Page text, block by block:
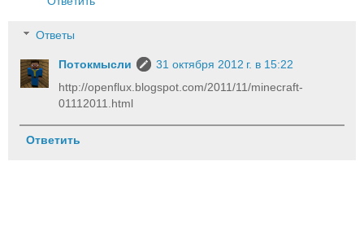
Ответы
Потокмысли
31 октября 2012 г. в 15:22
http://openflux.blogspot.com/2011/11/minecraft-
01112011.html
Ответить